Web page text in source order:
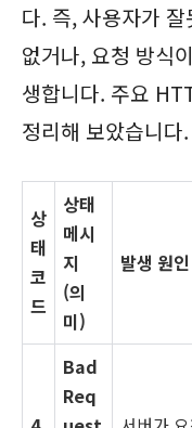
다. 즉, 사용자가
없거나, 요청 방식
생합니다. 주요
정리해 보았습니다.
상
태
코
드
상태
메시
지
(의
미)
발생 원
Bad
Req